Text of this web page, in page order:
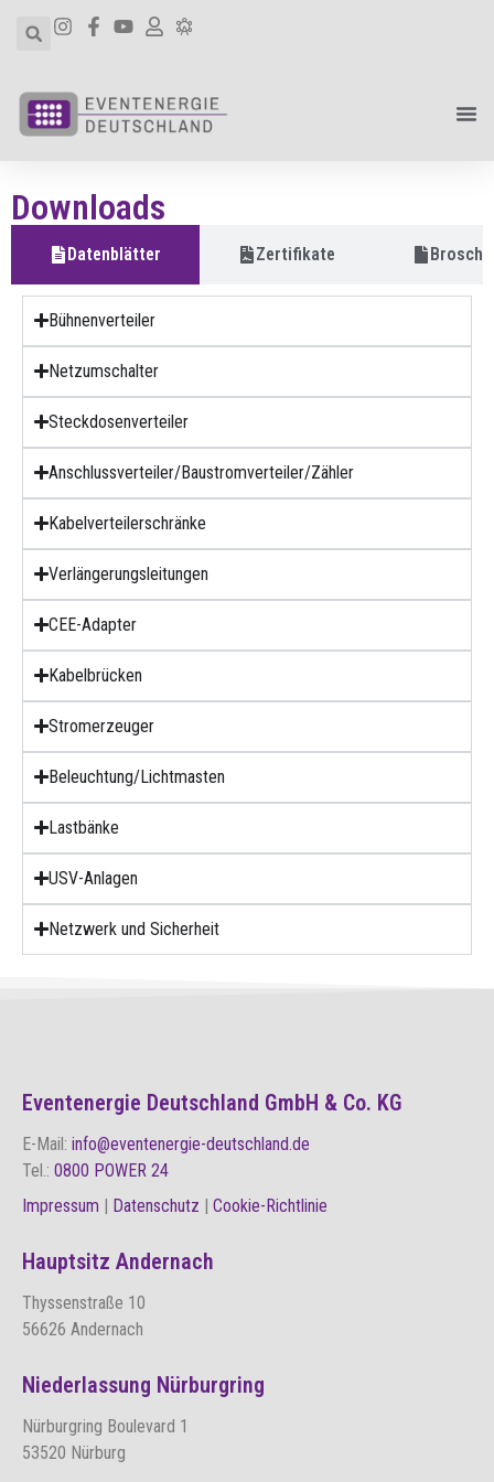
Downloads
Datenblätter Zertifikate
Bühnenverteiler
Netzumschalter
Steckdosenverteiler
Anschlussverteiler/Baustromverteiler/Zähler
Kabelverteilerschränke
Verlängerungsleitungen
CEE-Adapter
Kabelbrücken
Stromerzeuger
Beleuchtung/Lichtmasten
Lastbänke
USV-Anlagen
Netzwerk und Sicherheit
Eventenergie Deutschland GmbH & Co. KG
E-Mail: info@eventenergie-deutschland.de
Tel.: 0800 POWER 24
Impressum | Datenschutz | Cookie-Richtlinie
Hauptsitz Andernach
Thyssenstraße 10
56626 Andernach
Niederlassung Nürburgring
Nürburgring Boulevard 1
53520 Nürburg